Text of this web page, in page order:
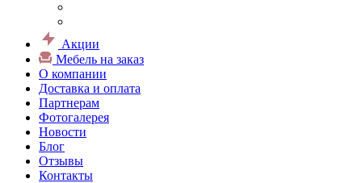
Акции
Мебель на заказ
О компании
Доставка и оплата
Партнерам
Фотогалерея
Новости
Блог
Отзывы
Контакты